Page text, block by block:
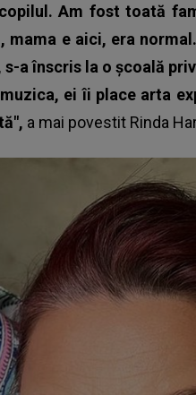
Am fost toată
mama e aici, era
a înscris la o școală
ei îi place arta
a mai povestit Rinda